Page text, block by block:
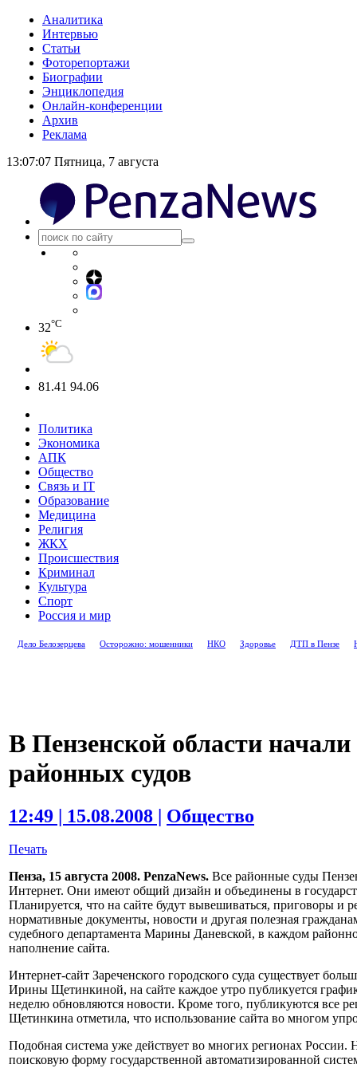
Аналитика
Интервью
Статьи
Фоторепортажи
Биографии
Энциклопедия
Онлайн-конференции
Архив
Реклама
13:07:07 Пятница, 7 августа
32°C
81.41 94.06
Политика
Экономика
АПК
Общество
Связь и IT
Образование
Медицина
Религия
ЖКХ
Происшествия
Криминал
Культура
Спорт
Россия и мир
Дело Белозерцева Осторожно: мошенники НКО Здоровье ДТП в Пензе
В Пензенской области
районных судов
12:49 | 15.08.2008 | Общество
Печать
Пенза, 15 августа 2008. PenzaNews. Все районные суды
Интернет. Они имеют общий дизайн и объединены в
Планируется, что на сайте будут вывешиваться, приговоры и
нормативные документы, новости и другая полезная
судебного департамента Марины Даневской, в каждом
наполнение сайта.
Интернет-сайт Зареченского городского суда существует
Ирины Щетинкиной, на сайте каждое утро публикуется
неделю обновляются новости. Кроме того, публикуются все
Щетинкина отметила, что использование сайта во многом
Подобная система уже действует во многих регионах России.
поисковую форму государственной автоматизированной